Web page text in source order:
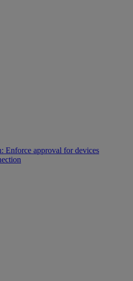
Enforce approval for devices